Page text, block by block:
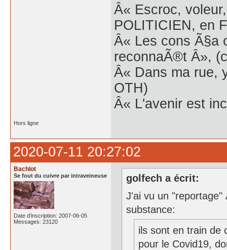
Â« Escroc,
POLITICIEN, en
Â« Les cons Ã§a
reconnaÃ®t Â»,
Â« Dans ma rue,
OTH)
Â« L'avenir est
Hors ligne
2020-07-11 20:27:02
Bachlot
Se fout du cuivre par intraveineuse
Date d'inscription: 2007-06-05
Messages: 23120
golfech a écrit:
J'ai vu un
substance:
ils sont en train de
pour le Covid19,